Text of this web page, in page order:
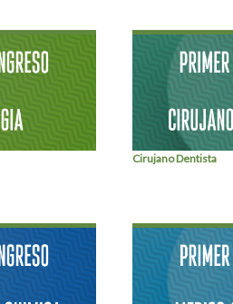
Cirujano Dentista